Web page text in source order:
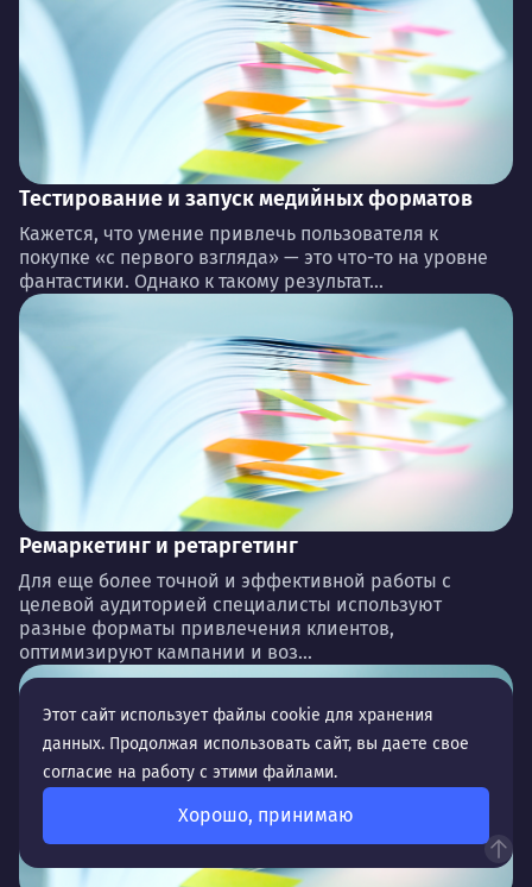
Тестирование и запуск медийных форматов
Кажется, что умение привлечь пользователя к
покупке «с первого взгляда» — это что-то на уровне
фантастики. Однако к такому результат...
Ремаркетинг и ретаргетинг
Для еще более точной и эффективной работы с
целевой аудиторией специалисты используют
разные форматы привлечения клиентов,
оптимизируют кампании и воз...
Этот сайт использует файлы cookie для хранения
данных. Продолжая использовать сайт, вы даете свое
согласие на работу с этими файлами.
Хорошо, принимаю